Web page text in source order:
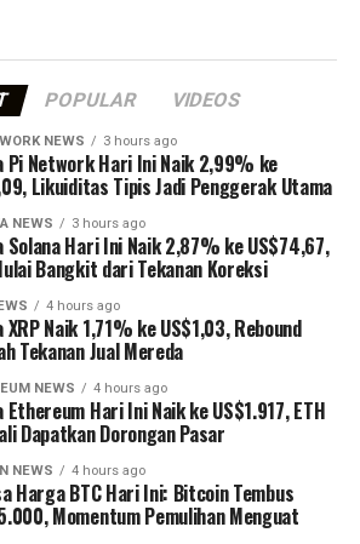
POPULAR VIDEOS
NEWS 3 hours ago
Pi Network Hari Ini Naik 2,99% ke
Likuiditas Tipis Jadi Penggerak Utama
NEWS 3 hours ago
Solana Hari Ini Naik 2,87% ke US$74,67,
Bangkit dari Tekanan Koreksi
4 hours ago
XRP Naik 1,71% ke US$1,03, Rebound
Tekanan Jual Mereda
NEWS 4 hours ago
Ethereum Hari Ini Naik ke US$1.917, ETH
Dapatkan Dorongan Pasar
NEWS 4 hours ago
Harga BTC Hari Ini: Bitcoin Tembus
Momentum Pemulihan Menguat